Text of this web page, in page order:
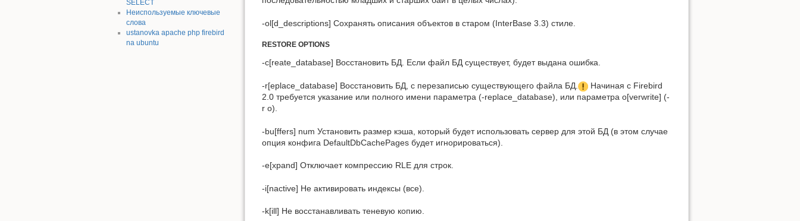
SELECT
Неиспользуемые ключевые
слова
ustanovka apache php firebird
na ubuntu
-ol[d_descriptions] Сохранять описания объектов в старом (InterBase 3.3) стиле.
RESTORE OPTIONS
-c[reate_database] Восстановить БД. Если файл БД существует, будет выдана ошибка.
-r[eplace_database] Восстановить БД, с перезаписью существующего файла БД.
Начиная с Firebird
2.0 требуется указание или полного имени параметра (-replace_database), или параметра o[verwrite] (-
r o).
-bu[ffers] num Установить размер кэша, который будет использовать сервер для этой БД (в этом случае
опция конфига DefaultDbCachePages будет игнорироваться).
-e[xpand] Отключает компрессию RLE для строк.
-i[nactive] Не активировать индексы (все).
-k[ill] Не восстанавливать теневую копию.